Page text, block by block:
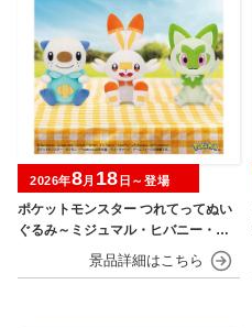
ポケットモンスター つれてってぬい
ぐるみ～ミジュマル・ヒバニー・ニ
2026年8月 18 日～登場